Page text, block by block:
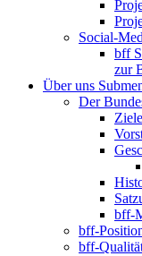
Social-
bff
zur
Über uns
Der
bff-
bff-
bff-